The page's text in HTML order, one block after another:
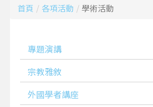
首頁 / 各項活動 / 學術活動
專題演講
宗教雅敘
外國學者講座